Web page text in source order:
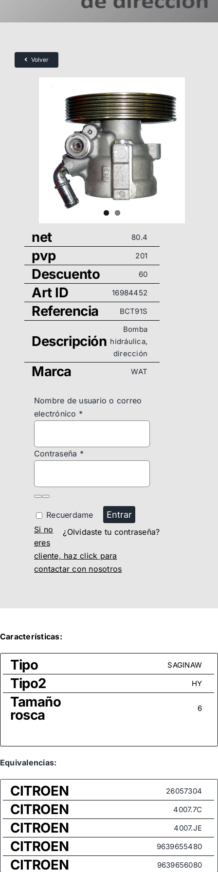
Volver
net 80.4
pvp 201
Descuento 60
Art ID 16984452
Referencia BCT91S
Descripción
Bomba
hidráulica,
dirección
Marca WAT
Nombre de usuario o correo
electrónico *
Contraseña *
Recuerdame Entrar
¿Olvidaste tu contraseña?
Si no
eres
cliente, haz click para
contactar con nosotros
Características:
Tipo SAGINAW
Tipo2 HY
Tamaño
rosca 6
Equivalencias:
CITROEN 26057304
CITROEN 4007.7C
CITROEN 4007.JE
CITROEN 9639655480
CITROEN 9639656080